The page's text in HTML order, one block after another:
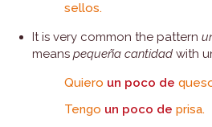
sellos.
It is very common the pattern
means pequeña cantidad with
Quiero un poco de
Tengo un poco de prisa.